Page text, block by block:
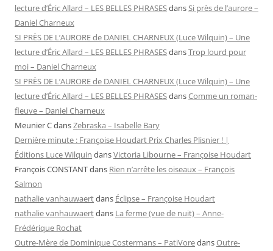
lecture d’Éric Allard – LES BELLES PHRASESdansSi près de l’aurore –
Daniel Charneux
SI PRÈS DE L’AURORE de DANIEL CHARNEUX (Luce Wilquin) – Une
lecture d’Éric Allard – LES BELLES PHRASESdansTrop lourd pour
moi – Daniel Charneux
SI PRÈS DE L’AURORE de DANIEL CHARNEUX (Luce Wilquin) – Une
lecture d’Éric Allard – LES BELLES PHRASESdansComme un roman-
fleuve – Daniel Charneux
Meunier CdansZebraska – Isabelle Bary
Dernière minute : Françoise Houdart Prix Charles Plisnier ! |
Éditions Luce Wilquin dansVictoria Libourne – Françoise Houdart
François CONSTANTdans Rien n’arrête les oiseaux – François
Salmon
nathalie vanhauwaertdans Éclipse – Françoise Houdart
nathalie vanhauwaertdans La ferme (vue de nuit) – Anne-
Frédérique Rochat
Outre-Mère de Dominique Costermans – PatiVoredansOutre-